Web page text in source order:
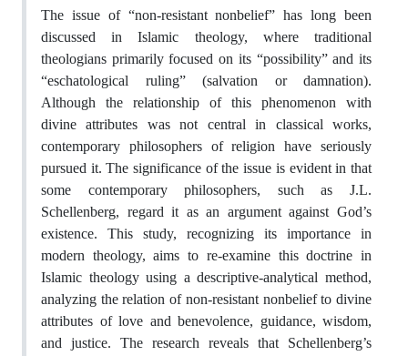
The issue of “non-resistant nonbelief” has long been
discussed in Islamic theology, where traditional
theologians primarily focused on its “possibility” and its
“eschatological ruling” (salvation or damnation).
Although the relationship of this phenomenon with
divine attributes was not central in classical works,
contemporary philosophers of religion have seriously
pursued it. The significance of the issue is evident in that
some contemporary philosophers, such as J.L.
Schellenberg, regard it as an argument against God’s
existence. This study, recognizing its importance in
modern theology, aims to re-examine this doctrine in
Islamic theology using a descriptive-analytical method,
analyzing the relation of non-resistant nonbelief to divine
attributes of love and benevolence, guidance, wisdom,
and justice. The research reveals that Schellenberg’s